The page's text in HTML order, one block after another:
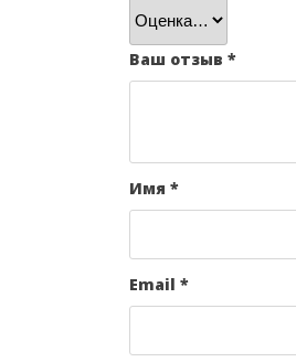
Ваш отзыв *
Имя *
Email *